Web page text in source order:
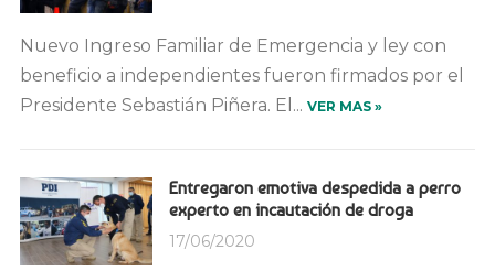
Nuevo Ingreso Familiar de Emergencia y ley con
beneficio a independientes fueron firmados por el
Presidente Sebastián Piñera. El... VER MAS »
Entregaron emotiva despedida a perro
experto en incautación de droga
17/06/2020